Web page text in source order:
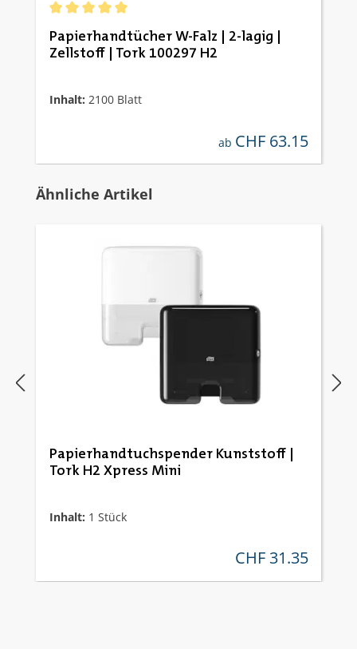
Papierhandtücher W-Falz | 2-lagig |
Zellstoff | Tork 100297 H2
Inhalt: 2100 Blatt
regulärer preis:
ab CHF 63.15
Produktgalerie überspringen
Ähnliche Artikel
Papierhandtuchspender Kunststoff |
Tork H2 Xpress Mini
Inhalt: 1 Stück
regulärer preis:
CHF 31.35